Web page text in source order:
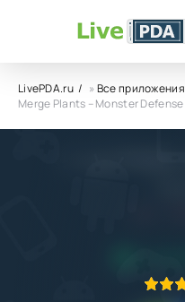
LivePDA.ru »Все приложения
Merge Plants – Monster Defense